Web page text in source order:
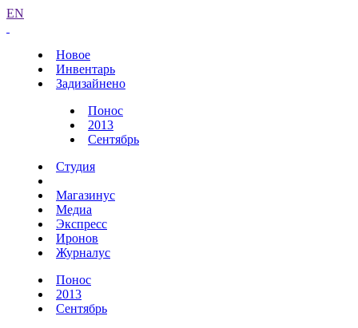
EN
Новое
Инвентарь
Задизайнено
Понос
2013
Сентябрь
Студия
Магазинус
Медиа
Экспресс
Иронов
Журналус
Понос
2013
Сентябрь